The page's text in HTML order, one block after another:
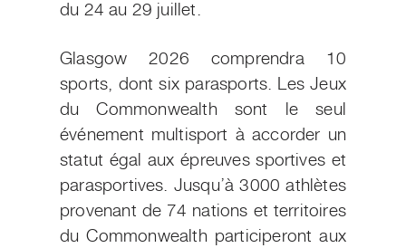
du 24 au 29 juillet.
Glasgow 2026 comprendra 10
sports, dont six parasports. Les Jeux
du Commonwealth sont le seul
événement multisport à accorder un
statut égal aux épreuves sportives et
parasportives. Jusqu’à 3000 athlètes
provenant de 74 nations et territoires
du Commonwealth participeront aux